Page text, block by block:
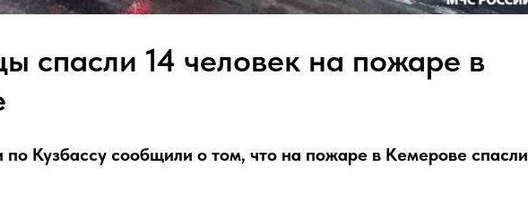
спасли 14 человек на пожаре в
Кузбассу сообщили о том, что на пожаре в Кемерове спасли